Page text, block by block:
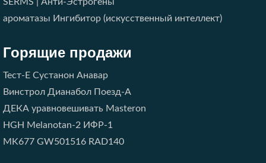
ароматазы Ингибитор (искусственный интеллект)
Горящие продажи
Тест-E Сустанон Анавар
Винстрол Дианабол Поезд-A
ДЕКА уравновешивать Masteron
HGH Melanotan-2 ИФР-1
MK677 GW501516 RAD140